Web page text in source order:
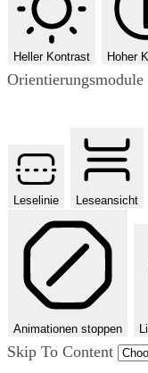
Heller Kontrast Hoher
Orientierungsmodule
Leselinie Leseansicht
Animationen stoppen
Skip To Content